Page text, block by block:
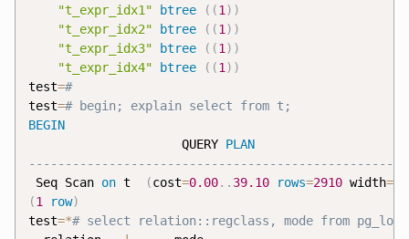
"t_expr_idx1"
btree ( (1) )
"t_expr_idx2"
btree ( (1) )
"t_expr_idx3"
btree ( (1) )
"t_expr_idx4"
btree ( (1) )
test=
test=
BEGIN
                     QUERY
PLAN
Seq Scan on t (cost=0.00. . 39.10 rows=2910 width=
(1 row)
test=*